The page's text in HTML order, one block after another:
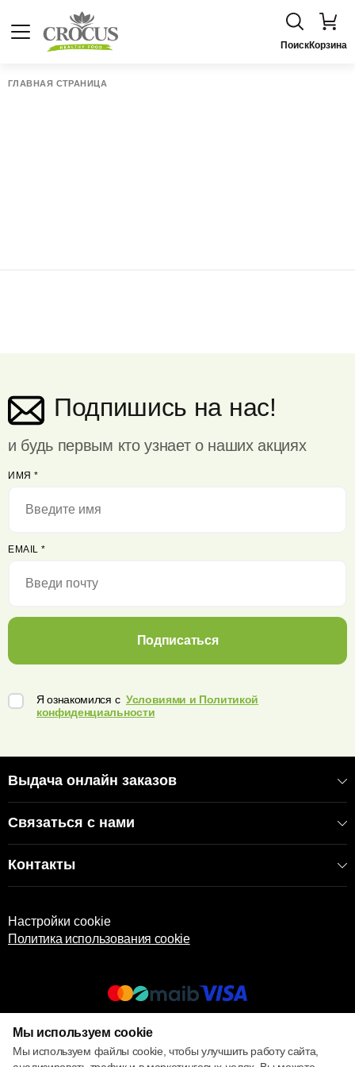
ПоискКорзина
ГЛАВНАЯ СТРАНИЦА
Подпишись на нас!
и будь первым кто узнает о наших акциях
ИМЯ *
EMAIL *
Подписаться
Я ознакомился с Условиями и Политикой
конфиденциальности
Выдача онлайн заказов
Связаться с нами
Контакты
Настройки cookie
Политика использования cookie
© 2017 – 2026 ECOM
Мы используем cookie
Мы используем файлы cookie, чтобы улучшить работу сайта,